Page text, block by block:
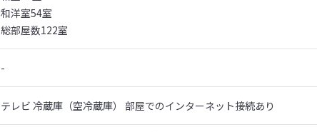
和洋室54室
総部屋数122室
-
テレビ 冷蔵庫（空冷蔵庫） 部屋でのインターネット接続あり